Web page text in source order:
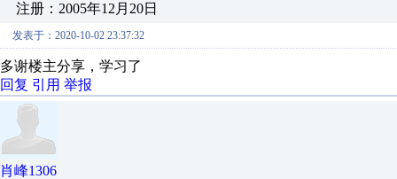
注册：2005年12月20日
发表于：2020-10-02 23:37:32
多谢楼主分享，学习了
回复 引用 举报
肖峰1306